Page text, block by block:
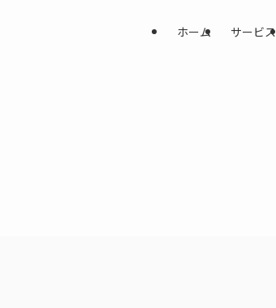
ホーム サービス